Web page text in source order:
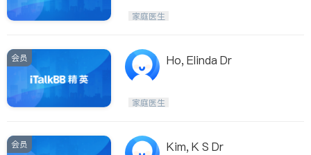
家庭医生
会员 Ho, Elinda Dr
家庭医生
会员 Kim, K S Dr